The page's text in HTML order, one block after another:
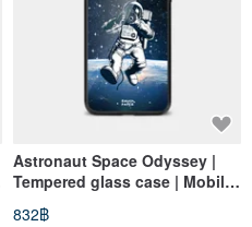
Astronaut Space Odyssey |
Tempered glass case | Mobile
phone case
832฿